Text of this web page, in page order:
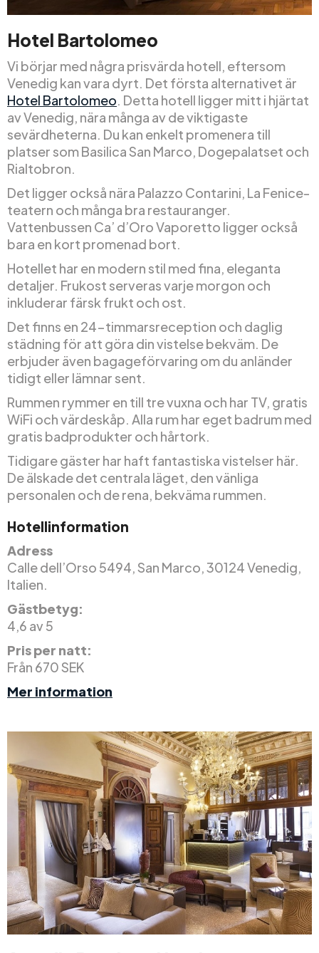
Hotel Bartolomeo
Vi börjar med några prisvärda hotell, eftersom
Venedig kan vara dyrt. Det första alternativet är
Hotel Bartolomeo. Detta hotell ligger mitt i hjärtat
av Venedig, nära många av de viktigaste
sevärdheterna. Du kan enkelt promenera till
platser som Basilica San Marco, Dogepalatset och
Rialtobron.
Det ligger också nära Palazzo Contarini, La Fenice-
teatern och många bra restauranger.
Vattenbussen Ca’ d’Oro Vaporetto ligger också
bara en kort promenad bort.
Hotellet har en modern stil med fina, eleganta
detaljer. Frukost serveras varje morgon och
inkluderar färsk frukt och ost.
Det finns en 24-timmarsreception och daglig
städning för att göra din vistelse bekväm. De
erbjuder även bagageförvaring om du anländer
tidigt eller lämnar sent.
Rummen rymmer en till tre vuxna och har TV, gratis
WiFi och värdeskåp. Alla rum har eget badrum med
gratis badprodukter och hårtork.
Tidigare gäster har haft fantastiska vistelser här.
De älskade det centrala läget, den vänliga
personalen och de rena, bekväma rummen.
Hotellinformation
Adress
Calle dell’Orso 5494, San Marco, 30124 Venedig,
Italien.
Gästbetyg:
4,6 av 5
Pris per natt:
Från 670 SEK
Mer information